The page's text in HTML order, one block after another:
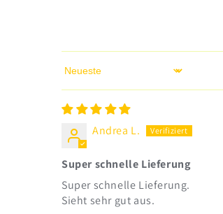
Sort by
Andrea L.
Super schnelle Lieferung
Super schnelle Lieferung.
Sieht sehr gut aus.